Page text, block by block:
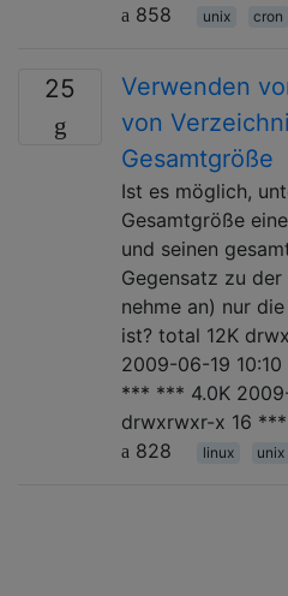
858
unix cron
25
Verwenden
von
Gesamtgröße
Ist es möglich,
Gesamtgröße
und seinen
Gegensatz zu
nehme an) nur
ist? total 12K
2009-06-19
*** *** 4.0K
drwxrwxr-x 16
828
linux unix